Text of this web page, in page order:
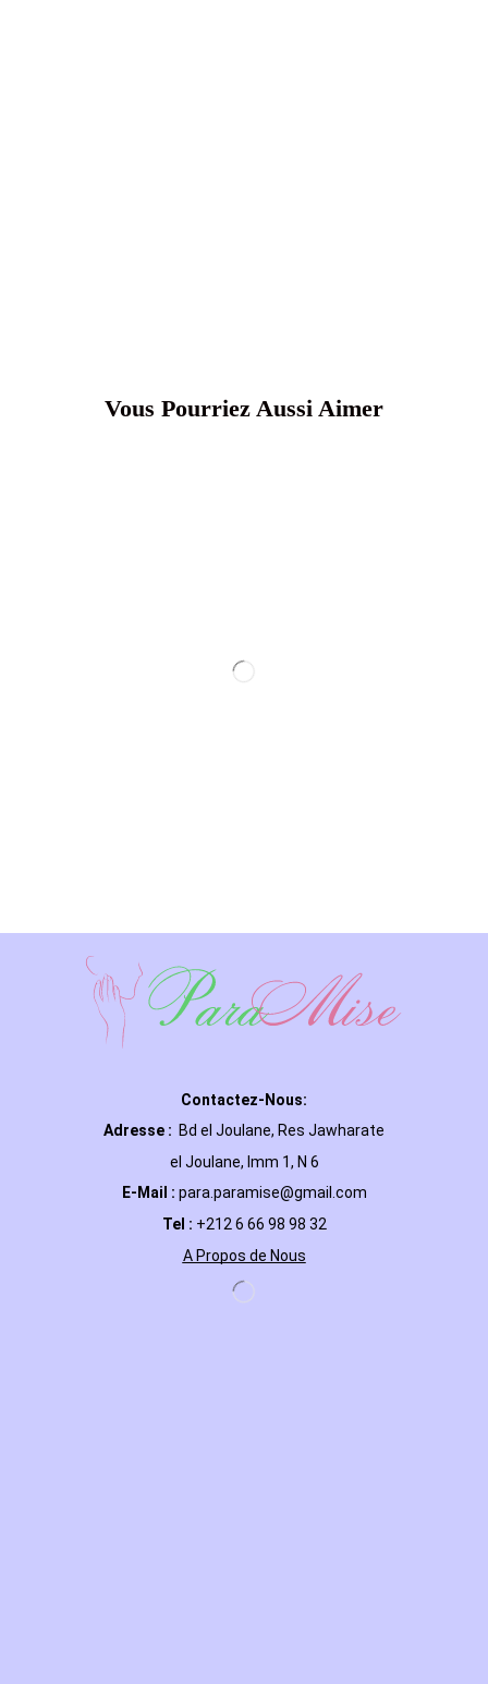
Vous Pourriez Aussi Aimer
Contactez-Nous:
Adresse : Bd el Joulane, Res Jawharate
el Joulane, Imm 1, N 6
E-Mail : para.paramise@gmail.com
Tel : +212 6 66 98 98 32
A Propos de Nous